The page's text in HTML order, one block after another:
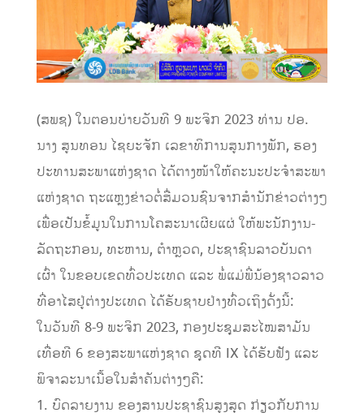
(ສພຊ) ໃນຕອນບ່າຍວັນທີ 9 ພະຈິກ 2023 ທ່ານ ປອ.
ນາງ ສູນທອນ ໄຊຍະຈັກ ເລຂາທິການສູນກາງພັກ, ຮອງ
ປະທານສະພາແຫ່ງຊາດ ໄດ້ຕາງໜ້າໃຫ້ຄະນະປະຈຳສະພາ
ແຫ່ງຊາດ ຖະແຫຼງຂ່າວຕໍ່ສື່ມວນຊົນຈາກສໍານັກຂ່າວຕ່າງໆ
ເພື່ອເປັນຂໍ້ມູນໃນການໂຄສະນາເຜີຍແຜ່ ໃຫ້ພະນັກງານ-
ລັດຖະກອນ, ທະຫານ, ຕຳຫຼວດ, ປະຊາຊົນລາວບັນດາ
ເຜົ່າ ໃນຂອບເຂດທົ່ວປະເທດ ແລະ ພໍ່ແມ່ພີ່ນ້ອງຊາວລາວ
ທີ່ອາໄສຢູ່ຕ່າງປະເທດ ໄດ້ຮັບຊາບຢ່າງທົ່ວເຖິງດັ່ງນີ້:
ໃນວັນທີ 8-9 ພະຈິກ 2023, ກອງປະຊຸມສະໄໝສາມັນ
ເທື່ອທີ 6 ຂອງສະພາແຫ່ງຊາດ ຊຸດທີ IX ໄດ້ຮັບຟັງ ແລະ
ພິຈາລະນາເນື້ອໃນສຳຄັນຕ່າງໆຄື:
1. ບົດລາຍງານ ຂອງສານປະຊາຊົນສູງສຸດ ກ່ຽວກັບການ